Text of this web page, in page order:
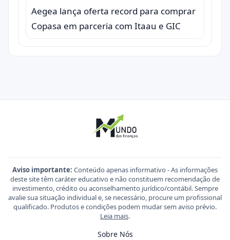
Aegea lança oferta record para comprar
Copasa em parceria com Itaau e GIC
Aviso importante: Conteúdo apenas informativo - As informações
deste site têm caráter educativo e não constituem recomendação de
investimento, crédito ou aconselhamento jurídico/contábil. Sempre
avalie sua situação individual e, se necessário, procure um profissional
qualificado. Produtos e condições podem mudar sem aviso prévio.
Leia mais.
Sobre Nós